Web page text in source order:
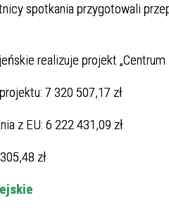
ds. Rozwiązywania
W Sępólnie
w miejscu
pomoc
ŚWIADCZEŃ
spotkania przygotowali
realizuje projekt
7 320 507,17 zł
z EU: 6 222 431,09 zł
zł